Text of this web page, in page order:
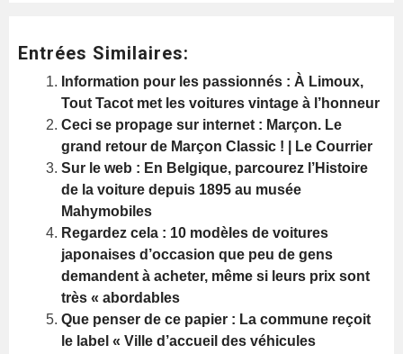
Entrées Similaires:
Information pour les passionnés : À Limoux,
Tout Tacot met les voitures vintage à l’honneur
Ceci se propage sur internet : Marçon. Le
grand retour de Marçon Classic ! | Le Courrier
Sur le web : En Belgique, parcourez l’Histoire
de la voiture depuis 1895 au musée
Mahymobiles
Regardez cela : 10 modèles de voitures
japonaises d’occasion que peu de gens
demandent à acheter, même si leurs prix sont
très « abordables
Que penser de ce papier : La commune reçoit
le label « Ville d’accueil des véhicules